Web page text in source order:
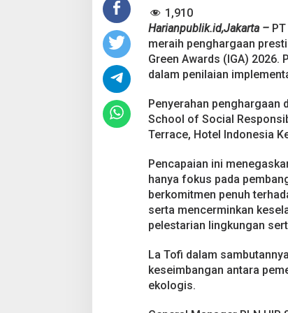
A
l
g
n
m
n
n
o
n
e
s
i
a
r
e
e
n
1,910
Harianpublik.id,Jakarta –
meraih penghargaan
Green Awards (IGA)
dalam penilaian
Penyerahan penghargaan
School of Social
Terrace, Hotel Indonesia
Pencapaian ini
hanya fokus pada
berkomitmen penuh
serta mencerminkan
pelestarian lingkungan
La Tofi dalam
keseimbangan antara
ekologis.